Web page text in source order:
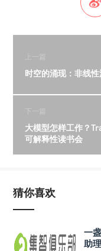
上一篇
时空的涌现：非线
下一篇
大模型怎样工作？
可解释性读书会
猜你喜欢
一
助理